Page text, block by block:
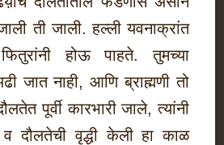
ती जाली. हल्ली यवनाक्रांत
होऊ पाहते. तुमच्या
जात नाही, आणि ब्राह्मणी तो
पूर्वी कारभारी जाले, त्यांनी
व दौलतेची वृद्धी केली हा काळ